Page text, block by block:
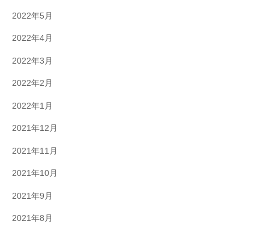
2022年5月
2022年4月
2022年3月
2022年2月
2022年1月
2021年12月
2021年11月
2021年10月
2021年9月
2021年8月